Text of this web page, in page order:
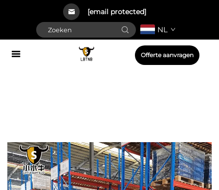
[email protected]
NL
Offerte aanvragen